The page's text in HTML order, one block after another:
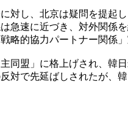
対し、北京は疑問を提起
急速に近づき、対外関係
略的協力パートナー関係
同盟」に格上げされ、韓
対で先延ばしされたが、